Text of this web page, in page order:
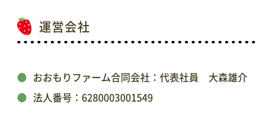
運営会社
おおもりファーム合同会社：代表社員 大森雄介
法人番号：6280003001549